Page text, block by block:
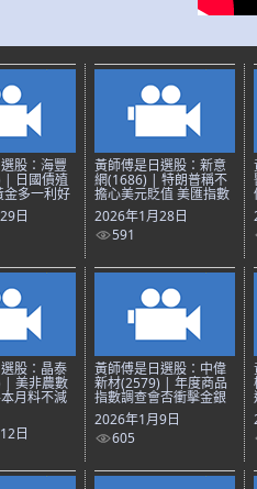
股：海豐
| 日國債殖
金多一利好
日
黃師傅是日選股：新意
網(1686) | 特朗普稱不
擔心美元貶值 美匯指數
2026年1月28日
591
股：晶泰
| 美非農數
月料不減
日
黃師傅是日選股：中偉
新材(2579) | 年度商品
指數調查會否衝擊金銀
2026年1月9日
605